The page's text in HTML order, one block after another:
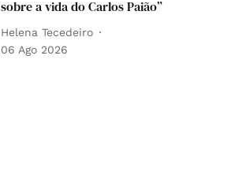
sobre a vida do Carlos Paião”
Helena Tecedeiro
06 Ago 2026